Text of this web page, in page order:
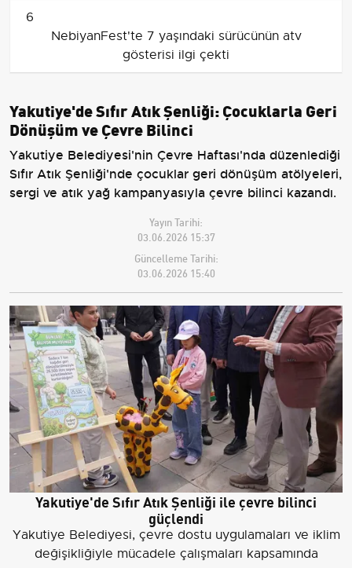
6
NebiyanFest'te 7 yaşındaki sürücünün atv
gösterisi ilgi çekti
Yakutiye'de Sıfır Atık Şenliği: Çocuklarla Geri
Dönüşüm ve Çevre Bilinci
Yakutiye Belediyesi'nin Çevre Haftası'nda düzenlediği
Sıfır Atık Şenliği'nde çocuklar geri dönüşüm atölyeleri,
sergi ve atık yağ kampanyasıyla çevre bilinci kazandı.
Yayın Tarihi:
03.06.2026 15:37
Güncelleme Tarihi:
03.06.2026 15:40
Yakutiye'de Sıfır Atık Şenliği ile çevre bilinci
güçlendi
Yakutiye Belediyesi, çevre dostu uygulamaları ve iklim
değişikliğiyle mücadele çalışmaları kapsamında